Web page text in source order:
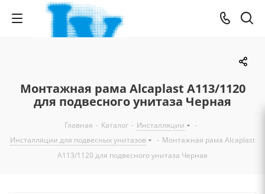
Монтажная рама Alcaplast A113/1120
для подвесного унитаза Черная
Главная - Каталог - Инсталляции
-
Инсталляции для подвесных унитазов
- Монтажная рама Alcaplast
A113/1120 для подвесного унитаза Черная